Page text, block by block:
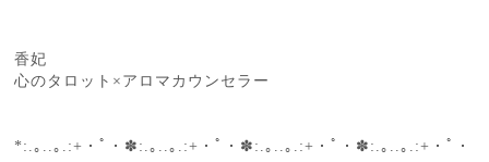
香妃
心のタロット×アロマカウンセラー
*:.｡..｡.:+・ﾟ・✽:.｡..｡.:+・ﾟ・✽:.｡..｡.:+・ﾟ・✽:.｡..｡.:+・ﾟ・